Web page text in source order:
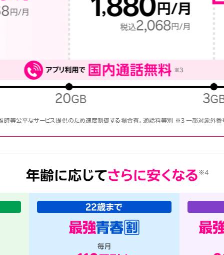
等公平なサービス提供のため速度制御する場合有。通話料等別 ※3 一部対象外番